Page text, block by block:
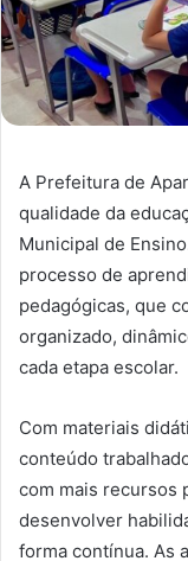
A Prefeitura de
qualidade da
Municipal de
processo de
pedagógicas, que
organizado,
cada etapa escolar.
Com materiais
conteúdo
com mais recursos
desenvolver
forma contínua. As